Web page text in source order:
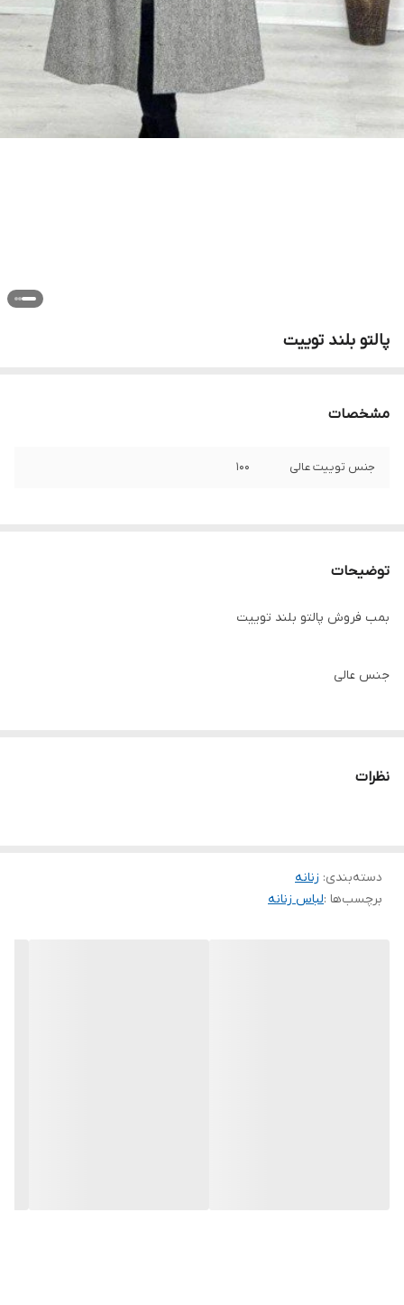
پالتو بلند توییت
مشخصات
جنس توییت عالی ۱۰۰
توضیحات
بمب فروش پالتو بلند توییت
جنس عالی
ارسال پنج‌روزکاری بعد ثبت
نظرات
دسته‌بندی: زنانه
برچسب‌ها :لباس زنانه